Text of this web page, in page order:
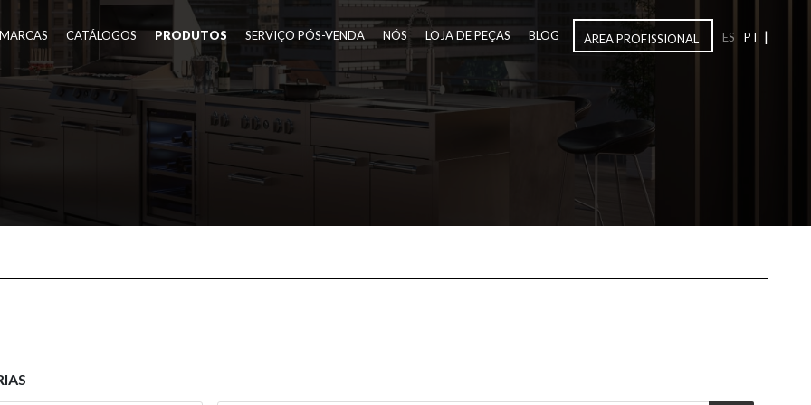
MARCAS CATÁLOGOS PRODUTOS SERVIÇO PÓS-VENDA NÓS LOJA DE PEÇAS BLOG ÁREA PROFISSIONAL ES PT |